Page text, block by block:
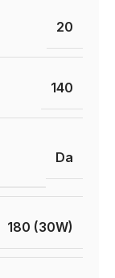
20
140
Da
180 (30W)